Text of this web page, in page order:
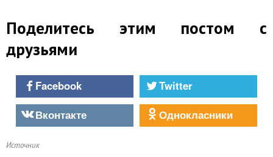
Поделитесь этим постом с
друзьями
Facebook
Twitter
Вконтакте
Однокласники
Источник